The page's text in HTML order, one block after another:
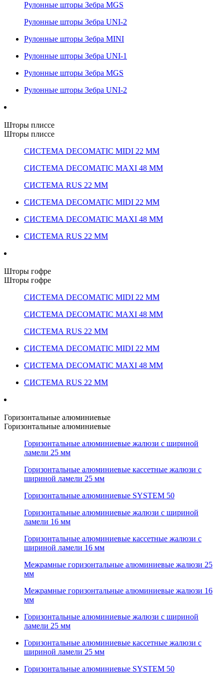
Рулонные шторы Зебра MGS
Рулонные шторы Зебра UNI-2
Рулонные шторы Зебра MINI
Рулонные шторы Зебра UNI-1
Рулонные шторы Зебра MGS
Рулонные шторы Зебра UNI-2
Шторы плиссе
Шторы плиссе
СИСТЕМА DECOMATIC MIDI 22 ММ
СИСТЕМА DECOMATIC MAXI 48 ММ
СИСТЕМА RUS 22 ММ
СИСТЕМА DECOMATIC MIDI 22 ММ
СИСТЕМА DECOMATIC MAXI 48 ММ
СИСТЕМА RUS 22 ММ
Шторы гофре
Шторы гофре
СИСТЕМА DECOMATIC MIDI 22 ММ
СИСТЕМА DECOMATIC MAXI 48 ММ
СИСТЕМА RUS 22 ММ
СИСТЕМА DECOMATIC MIDI 22 ММ
СИСТЕМА DECOMATIC MAXI 48 ММ
СИСТЕМА RUS 22 ММ
Горизонтальные алюминиевые
Горизонтальные алюминиевые
Горизонтальные алюминиевые жалюзи с шириной
ламели 25 мм
Горизонтальные алюминиевые кассетные жалюзи с
шириной ламели 25 мм
Горизонтальные алюминиевые SYSTEM 50
Горизонтальные алюминиевые жалюзи с шириной
ламели 16 мм
Горизонтальные алюминиевые кассетные жалюзи с
шириной ламели 16 мм
Межрамные горизонтальные алюминиевые жалюзи 25
мм
Межрамные горизонтальные алюминиевые жалюзи 16
мм
Горизонтальные алюминиевые жалюзи с шириной
ламели 25 мм
Горизонтальные алюминиевые кассетные жалюзи с
шириной ламели 25 мм
Горизонтальные алюминиевые SYSTEM 50